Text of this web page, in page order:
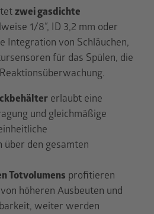
zwei gasdichte
1/8″, ID 3,2 mm oder
Integration von Schläuchen,
für das Spülen, die
erlaubt eine
und gleichmäßige
über den gesamten
Totvolumens profitieren
höheren Ausbeuten und
weiter werden